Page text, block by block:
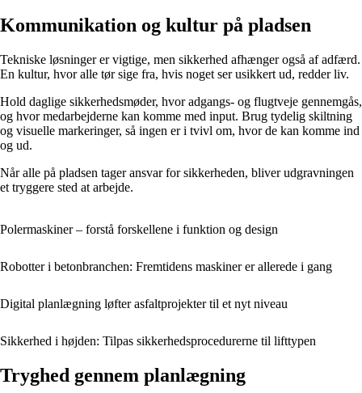
Kommunikation og kultur på pladsen
Tekniske løsninger er vigtige, men sikkerhed afhænger også af adfærd.
En kultur, hvor alle tør sige fra, hvis noget ser usikkert ud, redder liv.
Hold daglige sikkerhedsmøder, hvor adgangs- og flugtveje gennemgås,
og hvor medarbejderne kan komme med input. Brug tydelig skiltning
og visuelle markeringer, så ingen er i tvivl om, hvor de kan komme ind
og ud.
Når alle på pladsen tager ansvar for sikkerheden, bliver udgravningen
et tryggere sted at arbejde.
Polermaskiner – forstå forskellene i funktion og design
Robotter i betonbranchen: Fremtidens maskiner er allerede i gang
Digital planlægning løfter asfaltprojekter til et nyt niveau
Sikkerhed i højden: Tilpas sikkerhedsprocedurerne til lifttypen
Tryghed gennem planlægning